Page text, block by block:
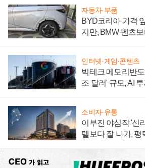
자동차·부품
BYD코리아 가격
지만, BMW·벤츠
인터넷·게임·콘텐츠
빅테크 메모리반
조 달러' 규모, AI
소비자·유통
이부진 야심작 '신
텔보다 잘 나가, 평